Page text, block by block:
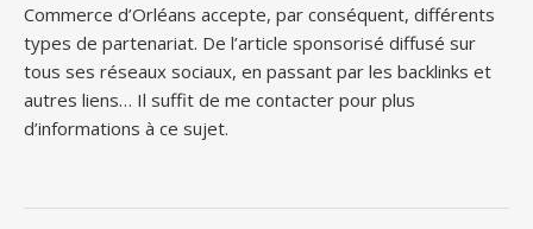
Commerce d’Orléans accepte, par conséquent, différents
types de partenariat. De l’article sponsorisé diffusé sur
tous ses réseaux sociaux, en passant par les backlinks et
autres liens… Il suffit de me contacter pour plus
d’informations à ce sujet.